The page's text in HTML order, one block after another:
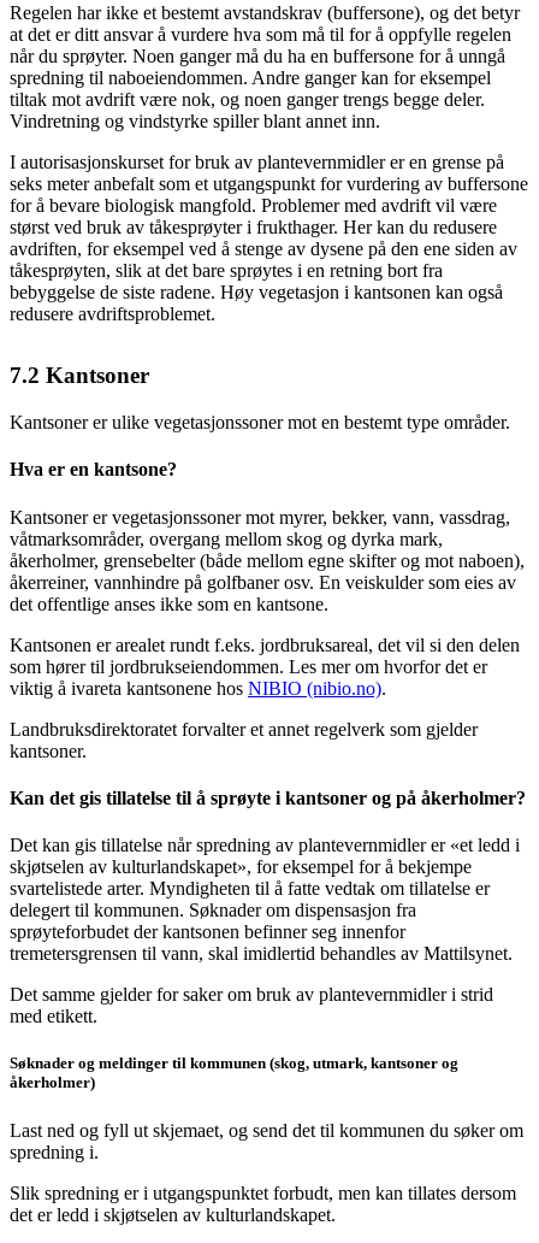
Regelen har ikke et bestemt avstands­krav (buffersone), og det betyr
at det er ditt ansvar å vurdere hva som må til for å oppfylle regelen
når du sprøyter. Noen ganger må du ha en buffer­sone for å unngå
spredning til nabo­eiendommen. Andre ganger kan for eksempel
tiltak mot avdrift være nok, og noen ganger trengs begge deler.
Vind­retning og vind­styrke spiller blant annet inn.
I autorisasjons­kurset for bruk av plantevern­midler er en grense på
seks meter anbefalt som et utgangs­punkt for vurdering av buffersone
for å bevare biologisk mangfold. Problemer med avdrift vil være
størst ved bruk av tåke­sprøyter i frukthager. Her kan du redusere
avdriften, for eksempel ved å stenge av dysene på den ene siden av
tåke­sprøyten, slik at det bare sprøytes i en retning bort fra
bebyggelse de siste radene. Høy vegetasjon i kantsonen kan også
redusere avdrifts­problemet.
7.2 Kantsoner
Kantsoner er ulike vegetasjonssoner mot en bestemt type områder.
Hva er en kantsone?
Kantsoner er vegetasjonssoner mot myrer, bekker, vann, vassdrag,
våtmarksområder, overgang mellom skog og dyrka mark,
åkerholmer, grensebelter (både mellom egne skifter og mot naboen),
åkerreiner, vannhindre på golfbaner osv. En veiskulder som eies av
det offentlige anses ikke som en kantsone.
Kantsonen er arealet rundt f.eks. jordbruksareal, det vil si den delen
som hører til jordbrukseiendommen. Les mer om hvorfor det er
viktig å ivareta kantsonene hos NIBIO (nibio.no).
Landbruksdirektoratet forvalter et annet regelverk som gjelder
kantsoner.
Kan det gis tillatelse til å sprøyte i kantsoner og på åkerholmer?
Det kan gis tillatelse når spredning av plantevernmidler er «et ledd i
skjøtselen av kulturlandskapet», for eksempel for å bekjempe
svartelistede arter. Myndigheten til å fatte vedtak om tillatelse er
delegert til kommunen. Søknader om dispensasjon fra
sprøyteforbudet der kantsonen befinner seg innenfor
tremetersgrensen til vann, skal imidlertid behandles av Mattilsynet.
Det samme gjelder for saker om bruk av plantevernmidler i strid
med etikett.
Søknader og meldinger til kommunen (skog, utmark, kantsoner og
åkerholmer)
Last ned og fyll ut skjemaet, og send det til kommunen du søker om
spredning i.
Slik spredning er i utgangspunktet forbudt, men kan tillates dersom
det er ledd i skjøtselen av kulturlandskapet.